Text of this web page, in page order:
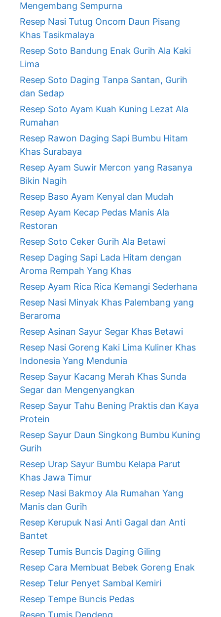
Mengembang Sempurna
Resep Nasi Tutug Oncom Daun Pisang
Khas Tasikmalaya
Resep Soto Bandung Enak Gurih Ala Kaki
Lima
Resep Soto Daging Tanpa Santan, Gurih
dan Sedap
Resep Soto Ayam Kuah Kuning Lezat Ala
Rumahan
Resep Rawon Daging Sapi Bumbu Hitam
Khas Surabaya
Resep Ayam Suwir Mercon yang Rasanya
Bikin Nagih
Resep Baso Ayam Kenyal dan Mudah
Resep Ayam Kecap Pedas Manis Ala
Restoran
Resep Soto Ceker Gurih Ala Betawi
Resep Daging Sapi Lada Hitam dengan
Aroma Rempah Yang Khas
Resep Ayam Rica Rica Kemangi Sederhana
Resep Nasi Minyak Khas Palembang yang
Beraroma
Resep Asinan Sayur Segar Khas Betawi
Resep Nasi Goreng Kaki Lima Kuliner Khas
Indonesia Yang Mendunia
Resep Sayur Kacang Merah Khas Sunda
Segar dan Mengenyangkan
Resep Sayur Tahu Bening Praktis dan Kaya
Protein
Resep Sayur Daun Singkong Bumbu Kuning
Gurih
Resep Urap Sayur Bumbu Kelapa Parut
Khas Jawa Timur
Resep Nasi Bakmoy Ala Rumahan Yang
Manis dan Gurih
Resep Kerupuk Nasi Anti Gagal dan Anti
Bantet
Resep Tumis Buncis Daging Giling
Resep Cara Membuat Bebek Goreng Enak
Resep Telur Penyet Sambal Kemiri
Resep Tempe Buncis Pedas
Resep Tumis Dendeng